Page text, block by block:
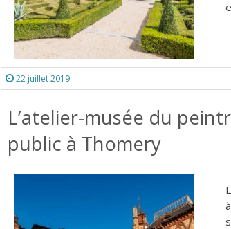
22 juillet 2019
L’atelier-musée du
public à Thomery